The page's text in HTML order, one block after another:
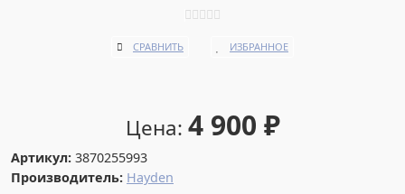
СРАВНИТЬ ИЗБРАННОЕ
Цена: 4 900 ₽
Артикул: 3870255993
Производитель: Hayden